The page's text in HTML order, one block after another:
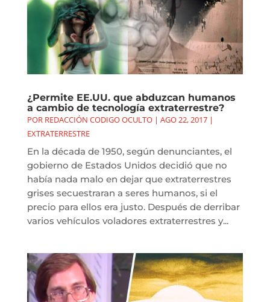
¿Permite EE.UU. que abduzcan humanos
a cambio de tecnología extraterrestre?
POR REDACCIÓN CODIGO OCULTO| AGO 22, 2017|
EXTRATERRESTRE
En la década de 1950, según denunciantes, el
gobierno de Estados Unidos decidió que no
había nada malo en dejar que extraterrestres
grises secuestraran a seres humanos, si el
precio para ellos era justo. Después de derribar
varios vehículos voladores extraterrestres y...